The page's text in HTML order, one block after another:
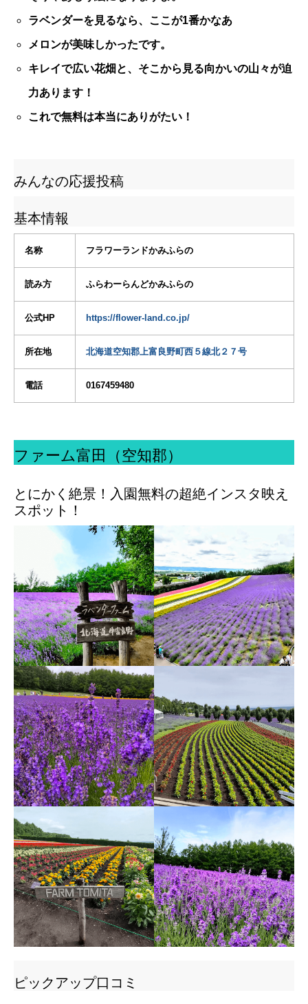
ラベンダーを見るなら、ここが1番かなあ
メロンが美味しかったです。
キレイで広い花畑と、そこから見る向かいの山々が迫
力あります！
これで無料は本当にありがたい！
みんなの応援投稿
基本情報
名称 フラワーランドかみふらの
読み方 ふらわーらんどかみふらの
公式HP https://flower-land.co.jp/
所在地 北海道空知郡上富良野町西５線北２７号
電話 0167459480
ファーム富田（空知郡）
とにかく絶景！入園無料の超絶インスタ映え
スポット！
ピックアップ口コミ